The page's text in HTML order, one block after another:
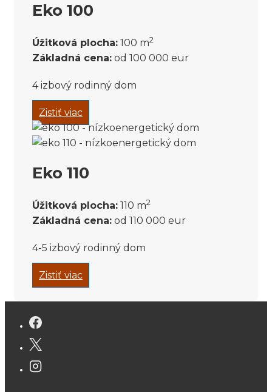
Eko 100
Úžitková plocha: 100 m2
Základná cena: od 100 000 eur
4 izbový rodinný dom
Zistiť viac
Eko 110
Úžitková plocha: 110 m2
Základná cena: od 110 000 eur
4-5 izbový rodinný dom
Zistiť viac